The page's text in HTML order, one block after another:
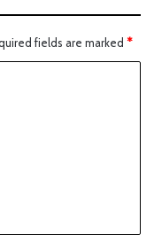
fields are marked *